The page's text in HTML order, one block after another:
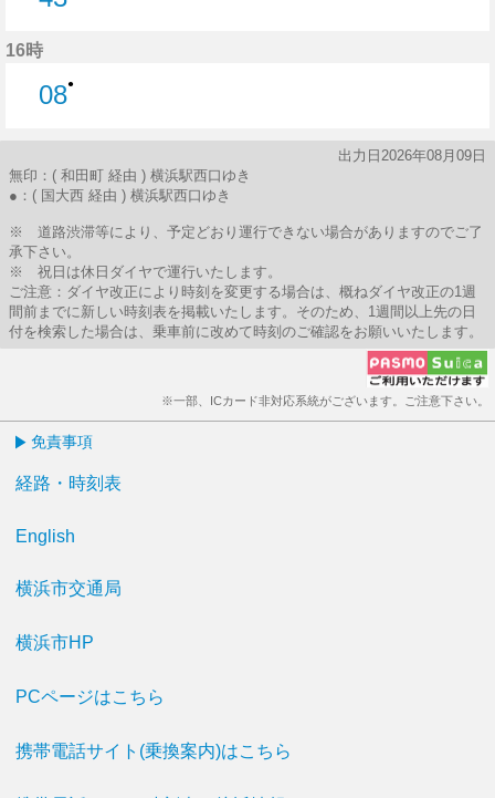
16時
08●
出力日2026年08月09日
無印：( 和田町 経由 ) 横浜駅西口ゆき
●：( 国大西 経由 ) 横浜駅西口ゆき
※ 道路渋滞等により、予定どおり運行できない場合がありますのでご了
承下さい。
※ 祝日は休日ダイヤで運行いたします。
ご注意：ダイヤ改正により時刻を変更する場合は、概ねダイヤ改正の1週
間前までに新しい時刻表を掲載いたします。そのため、1週間以上先の日
付を検索した場合は、乗車前に改めて時刻のご確認をお願いいたします。
※一部、ICカード非対応系統がございます。ご注意下さい。
免責事項
経路・時刻表
English
横浜市交通局
横浜市HP
PCページはこちら
携帯電話サイト(乗換案内)はこちら